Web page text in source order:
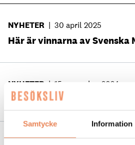
Samtycke Information
NYHETER | 30 april 2025
Här är vinnarna av Svenska
NYHETER | 15 november 2024
Marholmen laddar för jul och